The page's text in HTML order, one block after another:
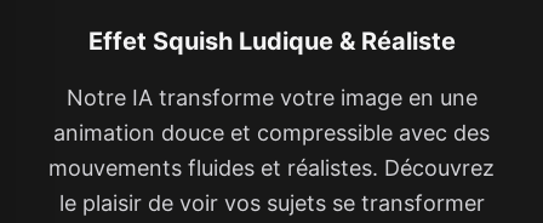
Effet Squish Ludique & Réaliste
Notre IA transforme votre image en une
animation douce et compressible avec des
mouvements fluides et réalistes. Découvrez
le plaisir de voir vos sujets se transformer